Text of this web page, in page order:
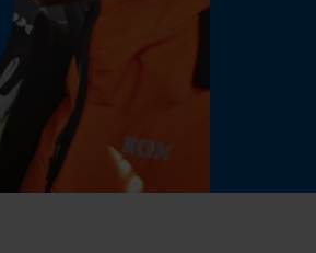
Gespeicherter Warenkorb
Geo-IP und User Detection
YouTube-Videos